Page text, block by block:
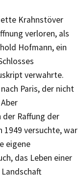
Krahnstöver
verloren, als
Hofmann, ein
verwahrte.
Paris, der nicht
der Raffung der
1949 versuchte, war
eigene
das Leben einer